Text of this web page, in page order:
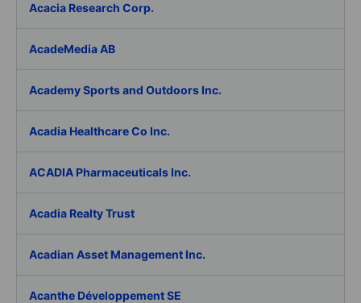
Acacia Research Corp.
AcadeMedia AB
Academy Sports and Outdoors Inc.
Acadia Healthcare Co Inc.
ACADIA Pharmaceuticals Inc.
Acadia Realty Trust
Acadian Asset Management Inc.
Acanthe Développement SE